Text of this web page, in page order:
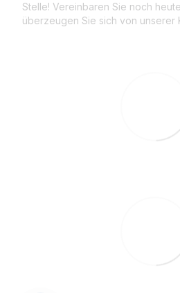
Stelle! Vereinbaren Sie noch
überzeugen Sie sich von unserer